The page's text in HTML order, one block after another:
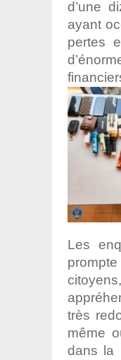
d’une
ayant
pertes
Les
très
même
dans la